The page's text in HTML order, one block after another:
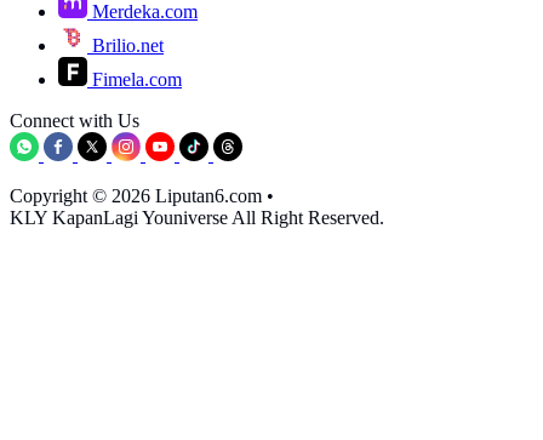
Merdeka.com
Brilio.net
Fimela.com
Connect with Us
Copyright © 2026 Liputan6.com •
KLY KapanLagi Youniverse All Right Reserved.